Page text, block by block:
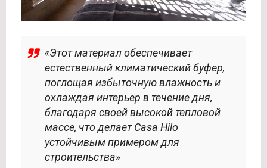
«Этот материал обеспечивает
естественный климатический буфер,
поглощая избыточную влажность и
охлаждая интерьер в течение дня,
благодаря своей высокой тепловой
массе, что делает Casa Hilo
устойчивым примером для
строительства»